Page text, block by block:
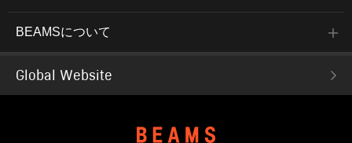
BEAMSについて
Global Website